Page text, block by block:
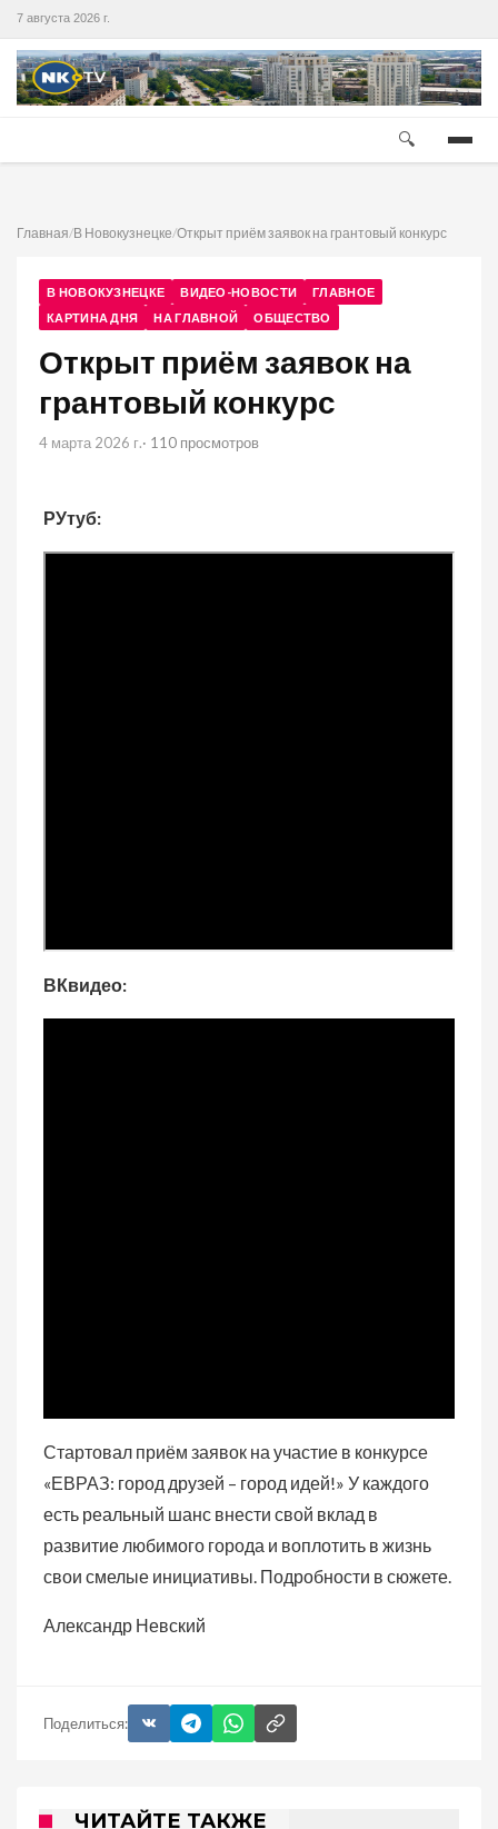
7 августа 2026 г.
🔍
Главная/В Новокузнецке/Открыт приём заявок на грантовый конкурс
В НОВОКУЗНЕЦКЕ ВИДЕО-НОВОСТИ
ГЛАВНОЕ
КАРТИНА ДНЯ
НА ГЛАВНОЙ ОБЩЕСТВО
Открыт приём заявок на
грантовый конкурс
4 марта 2026 г.· 110 просмотров
РУтуб:
ВКвидео:
Стартовал приём заявок на участие в конкурсе
«ЕВРАЗ: город друзей – город идей!» У каждого
есть реальный шанс внести свой вклад в
развитие любимого города и воплотить в жизнь
свои смелые инициативы. Подробности в сюжете.
Александр Невский
Поделиться:
ЧИТАЙТЕ ТАКЖЕ